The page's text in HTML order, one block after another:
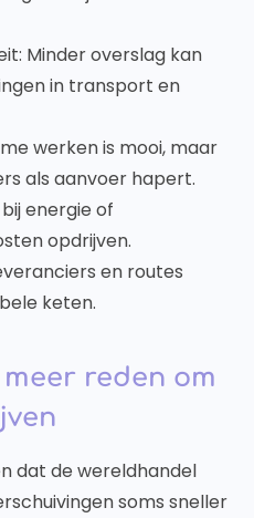
Minder overslag kan
in transport en
werken is mooi, maar
als aanvoer hapert.
energie of
opdrijven.
en routes
keten.
reden om
dat de wereldhandel
soms sneller